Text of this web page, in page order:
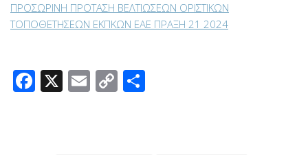
ΠΡΟΣΩΡΙΝΗ ΠΡΟΤΑΣΗ ΒΕΛΤΙΩΣΕΩΝ ΟΡΙΣΤΙΚΩΝ
ΤΟΠΟΘΕΤΗΣΕΩΝ ΕΚΠΚΩΝ ΕΑΕ ΠΡΑΞΗ 21 2024
Facebook
X Email
Copy